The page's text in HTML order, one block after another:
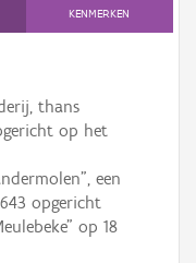
KENMERKEN
thans
op het
een
opgericht
op 18